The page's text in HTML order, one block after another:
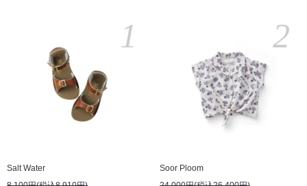
Salt Water
1
Soor Ploom
2